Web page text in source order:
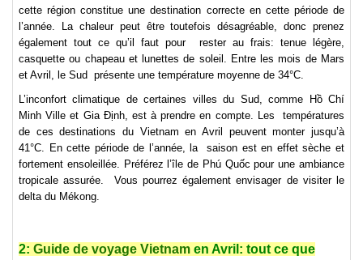
cette région constitue une destination correcte en cette période de
l’année. La chaleur peut être toutefois désagréable, donc prenez
également tout ce qu’il faut pour rester au frais: tenue légère,
casquette ou chapeau et lunettes de soleil. Entre les mois de Mars
et Avril, le Sud présente une température moyenne de 34°C.
L’inconfort climatique de certaines villes du Sud, comme Hồ Chí
Minh Ville et Gia Ðịnh, est à prendre en compte. Les températures
de ces destinations du Vietnam en Avril peuvent monter jusqu’à
41°C. En cette période de l’année, la saison est en effet sèche et
fortement ensoleillée. Préférez l’île de Phú Quốc pour une ambiance
tropicale assurée. Vous pourrez également envisager de visiter le
delta du Mékong.
2: Guide de voyage Vietnam en Avril: tout ce que